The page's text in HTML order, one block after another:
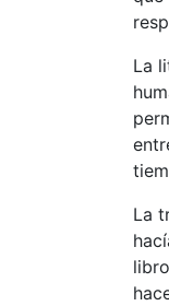
La
La